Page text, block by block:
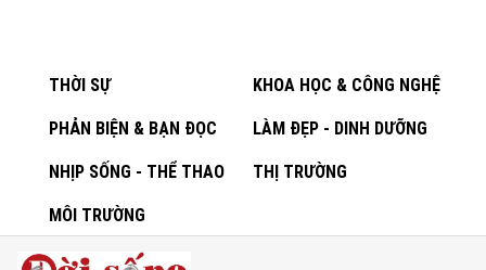
THỜI SỰ KHOA HỌC & CÔNG NGHỆ
PHẢN BIỆN & BẠN ĐỌC LÀM ĐẸP - DINH DƯỠNG
NHỊP SỐNG - THỂ THAO THỊ TRƯỜNG
MÔI TRƯỜNG